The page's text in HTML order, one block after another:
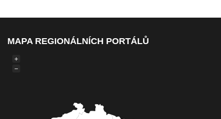
MAPA REGIONÁLNÍCH PORTÁLŮ
+
−